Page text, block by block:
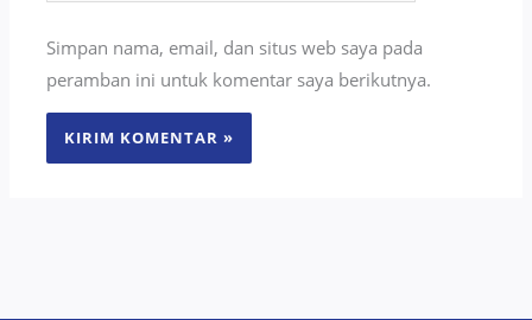
Simpan nama, email, dan situs web saya pada
peramban ini untuk komentar saya berikutnya.